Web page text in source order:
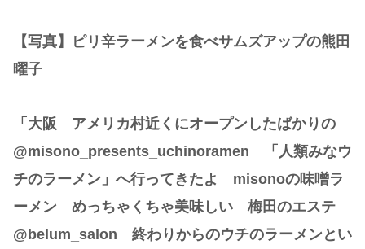
【写真】ピリ辛ラーメンを食べサムズアップの熊田
曜子
「大阪 アメリカ村近くにオープンしたばかりの
@misono_presents_uchinoramen 「人類みなウ
チのラーメン」へ行ってきたよ misonoの味噌ラ
ーメン めっちゃくちゃ美味しい 梅田のエステ
@belum_salon 終わりからのウチのラーメンとい